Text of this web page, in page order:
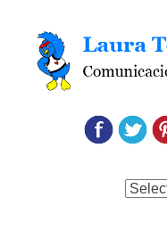
Saltar al contenido